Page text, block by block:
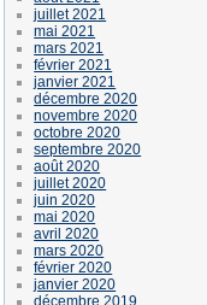
juillet 2021
mai 2021
mars 2021
février 2021
janvier 2021
décembre 2020
novembre 2020
octobre 2020
septembre 2020
août 2020
juillet 2020
juin 2020
mai 2020
avril 2020
mars 2020
février 2020
janvier 2020
décembre 2019